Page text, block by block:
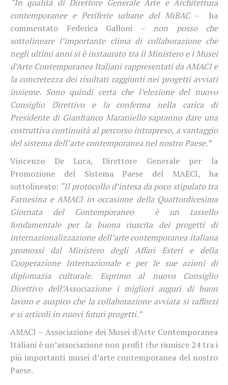
“In qualità di Direttore Generale Arte e Architettura
contemporanee e Periferie urbane del MiBAC–
ha
commentato Federica Galloni – non posso che
sottolineare l’importante clima di collaborazione che
negli ultimi anni si è instaurato tra il Ministero e i Musei
d’Arte Contemporanea Italiani rappresentati da AMACI e
la concretezza dei risultati raggiunti nei progetti avviati
insieme. Sono quindi certa che l’elezione del nuovo
Consiglio Direttivo e la conferma nella carica di
Presidente di Gianfranco Maraniello sapranno dare una
costruttiva continuità al percorso intrapreso, a vantaggio
del sistema dell’arte contemporanea nel nostro Paese.”
Vincenzo De Luca, Direttore Generale per la
Promozione del Sistema Paese del MAECI, ha
sottolineato: “Il protocollo d’intesa da poco stipulato tra
Farnesina e AMACI in occasione della Quattordicesima
Giornata del Contemporaneo
è un tassello
fondamentale per la buona riuscita dei progetti di
internazionalizzazione dell’arte contemporanea italiana
promossi dal Ministero degli Affari Esteri e della
Cooperazione Internazionale e per le sue azioni di
diplomazia culturale. Esprimo al nuovo Consiglio
Direttivo dell’Associazione i migliori auguri di buon
lavoro e auspico che la collaborazione avviata si rafforzi
e si articoli in nuovi futuri progetti.”
AMACI – Associazione dei Musei d’Arte Contemporanea
Italiani è un’associazione non profit che riunisce 24 tra i
più importanti musei d’arte contemporanea del nostro
Paese.